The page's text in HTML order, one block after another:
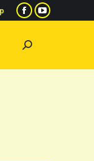
Facebook
opens
YouTube
Search: